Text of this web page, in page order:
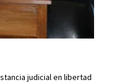
judicial en libertad